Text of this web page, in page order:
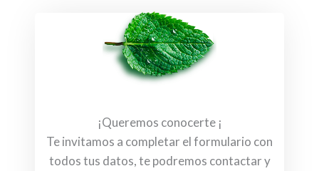
¡Queremos conocerte ¡
Te invitamos a completar el formulario con
todos tus datos, te podremos contactar y